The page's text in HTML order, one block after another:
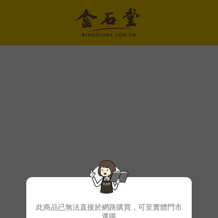
此商品已無法直接於網路購買，可至實體門市
選購